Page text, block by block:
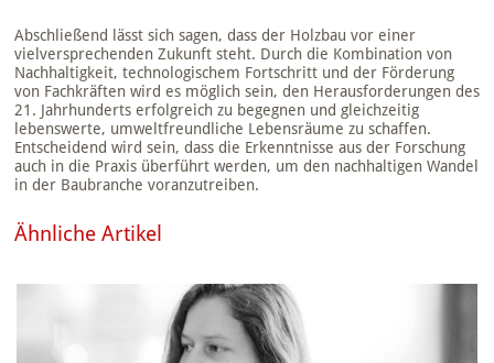
Abschließend lässt sich sagen, dass der Holzbau vor einer
vielversprechenden Zukunft steht. Durch die Kombination von
Nachhaltigkeit, technologischem Fortschritt und der Förderung
von Fachkräften wird es möglich sein, den Herausforderungen des
21. Jahrhunderts erfolgreich zu begegnen und gleichzeitig
lebenswerte, umweltfreundliche Lebensräume zu schaffen.
Entscheidend wird sein, dass die Erkenntnisse aus der Forschung
auch in die Praxis überführt werden, um den nachhaltigen Wandel
in der Baubranche voranzutreiben.
Ähnliche Artikel